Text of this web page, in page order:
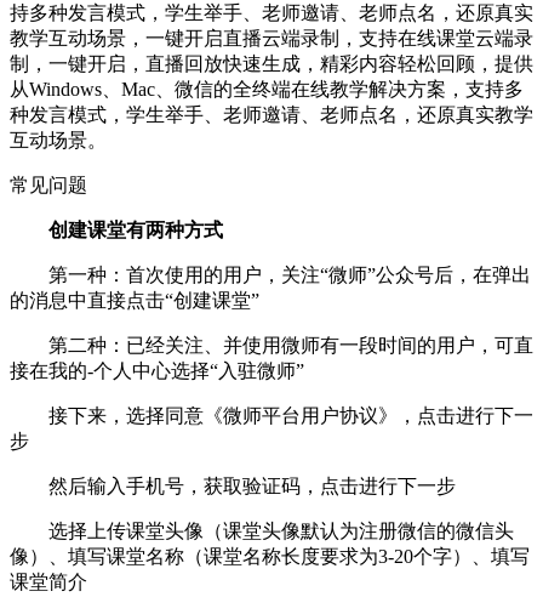
持多种发言模式，学生举手、老师邀请、老师点名，还原真实
教学互动场景，一键开启直播云端录制，支持在线课堂云端录
制，一键开启，直播回放快速生成，精彩内容轻松回顾，提供
从Windows、Mac、微信的全终端在线教学解决方案，支持多
种发言模式，学生举手、老师邀请、老师点名，还原真实教学
互动场景。
常见问题
创建课堂有两种方式
第一种：首次使用的用户，关注“微师”公众号后，在弹出
的消息中直接点击“创建课堂”
第二种：已经关注、并使用微师有一段时间的用户，可直
接在我的-个人中心选择“入驻微师”
接下来，选择同意《微师平台用户协议》，点击进行下一
步
然后输入手机号，获取验证码，点击进行下一步
选择上传课堂头像（课堂头像默认为注册微信的微信头
像）、填写课堂名称（课堂名称长度要求为3-20个字）、填写
课堂简介